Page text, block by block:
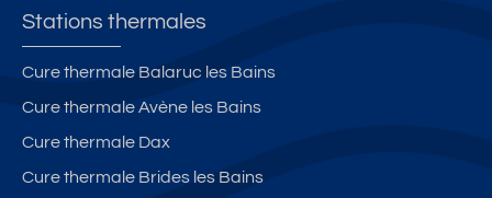
Stations thermales
Cure thermale Balaruc les Bains
Cure thermale Avène les Bains
Cure thermale Dax
Cure thermale Brides les Bains